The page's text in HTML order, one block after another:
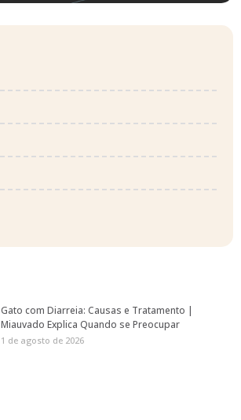
Gato com Diarreia: Causas e Tratamento |
Miauvado Explica Quando se Preocupar
1 de agosto de 2026